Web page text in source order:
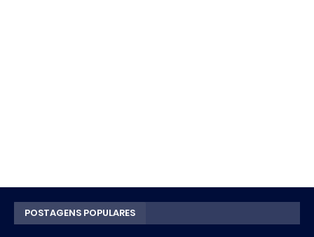
POSTAGENS POPULARES